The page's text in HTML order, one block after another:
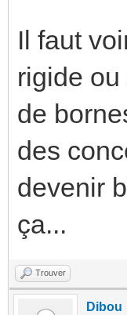
C'est
Je
Trouver
Dibou
10/06/2021,